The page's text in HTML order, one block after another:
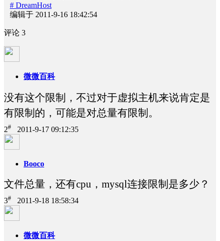
# DreamHost
编辑于 2011-9-16 18:42:54
评论 3
微微百科
没有这个限制，不过对于虚拟主机来说肯定是
有限制的，可能是对总量有限制。
2# 2011-9-17 09:12:35
Booco
文件总量，还有cpu，mysql连接限制是多少？
3# 2011-9-18 18:58:34
微微百科